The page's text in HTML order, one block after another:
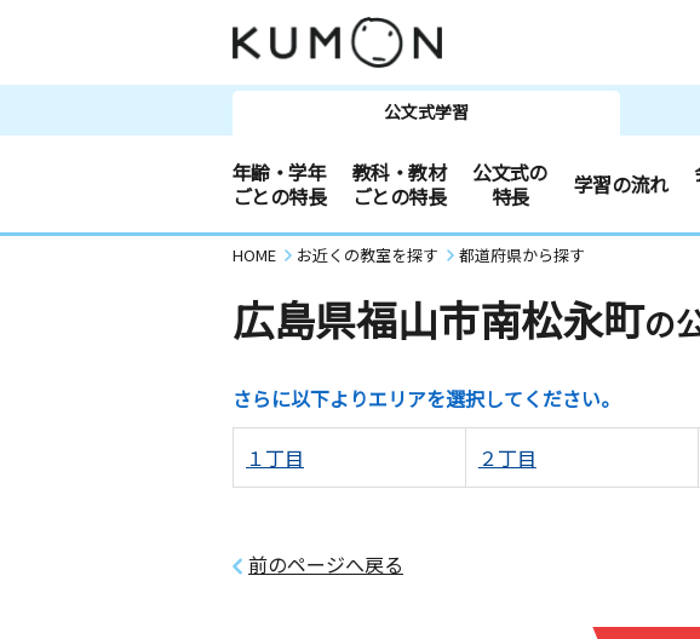
公文式学習
年齢・学年
ごとの特長
教科・教材
ごとの特長
公文式の
特長
学習の流れ
HOME お近くの教室を探す 都道府県から探す
広島県福山市南松永町の
さらに以下よりエリアを選択してください。
１丁目 ２丁目
前のページへ戻る